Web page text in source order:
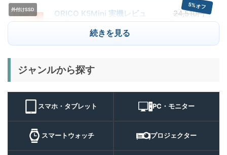
外付けSSD
ORICO K5Mini 実機レビュ
ー | スマホの容量不足対策に
便利な小型外付けSSD
24,510円
5%オフ
23,284
キャンプライ
BougeRV T1 キャンプライ
3000lm・最長102時間の多
機能キャンプライトを徹底検
ッチ
機レビュー | 1万円前後で通
9,882
続きを見る
ジャンルから探す
スマホ・タブレット PC・モニター
スマートウォッチ プロジェクター